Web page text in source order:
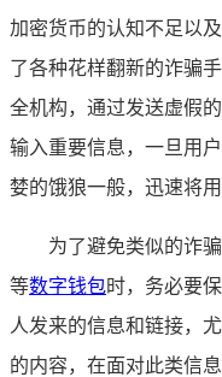
加密货币的认知不足以
了各种花样翻新的诈骗
全机构，通过发送虚假
输入重要信息，一旦用
婪的饿狼一般，迅速将
为了避免类似的诈
等数字钱包时，务必要
人发来的信息和链接，
的内容，在面对此类信